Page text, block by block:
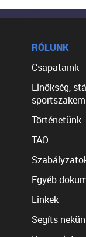
RÓLUNK
Csapataink
Elnökség,
Történetünk
TAO
Egyéb
Linkek
Segíts